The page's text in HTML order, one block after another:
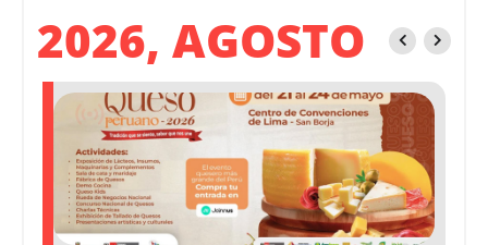
2026, AGOSTO